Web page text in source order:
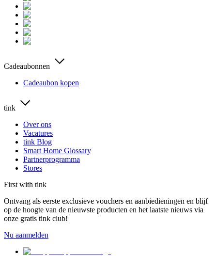
Cadeaubonnen
Cadeaubon kopen
tink
Over ons
Vacatures
tink Blog
Smart Home Glossary
Partnerprogramma
Stores
First with tink
Ontvang als eerste exclusieve vouchers en aanbiedieningen en blijf
op de hoogte van de nieuwste producten en het laatste nieuws via
onze gratis tink club!
Nu aanmelden